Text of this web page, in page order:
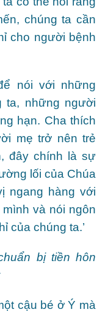
chúng ta cần
cho người bệnh
nói với những
ta, những người
hạn. Cha thích
mẹ trở nên trẻ
đây chính là sự
lối của Chúa
ngang hàng với
và nói ngôn
của chúng ta.’
bị tiền hôn
cậu bé ở Ý mà